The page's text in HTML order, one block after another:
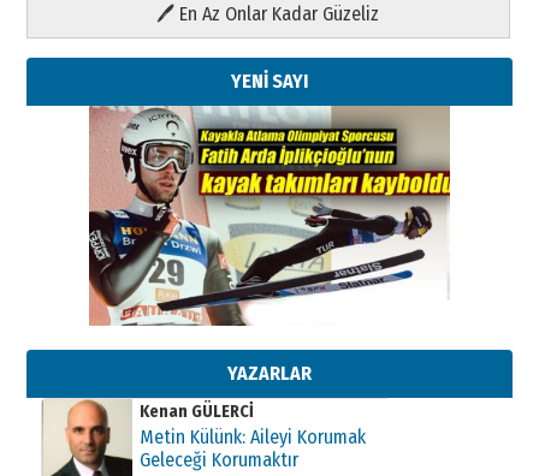
🖊 En Az Onlar Kadar Güzeliz
YENİ SAYI
YAZARLAR
Kenan GÜLERCİ
Metin Külünk: Aileyi Korumak
Geleceği Korumaktır
11 Mayıs 2026 Pazartesi
Kenan GÜLERCİ
Metin Külünk: Aileyi Korumak
Geleceği Korumaktır